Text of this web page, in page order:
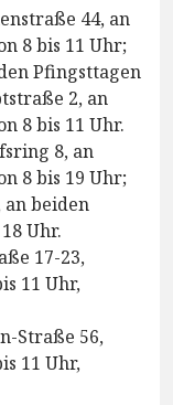
44, an
8 bis 11 Uhr;
Pfingsttagen
2, an
8 bis 11 Uhr.
8, an
8 bis 19 Uhr;
an beiden
Uhr.
17-23,
11 Uhr,
Straße 56,
11 Uhr,